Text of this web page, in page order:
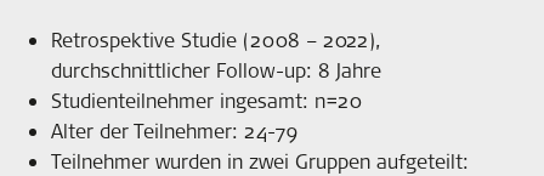
Retrospektive Studie (2008 – 2022),
durchschnittlicher Follow-up: 8 Jahre
Studienteilnehmer ingesamt: n=20
Alter der Teilnehmer: 24-79
Teilnehmer wurden in zwei Gruppen aufgeteilt: